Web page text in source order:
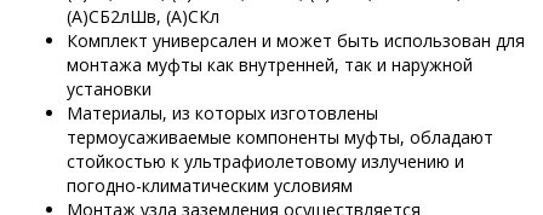
(А)СБ2лШв, (А)СКл
Комплект универсален и может быть использован для
монтажа муфты как внутренней, так и наружной
установки
Материалы, из которых изготовлены
термоусаживаемые компоненты муфты, обладают
стойкостью к ультрафиолетовому излучению и
погодно-климатическим условиям
Монтаж узла заземления осуществляется